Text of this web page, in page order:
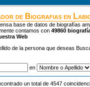
de Biografias en
base de datos de biografías
contamos con 49860
Web
de la persona que deseas
en
un total de 4547